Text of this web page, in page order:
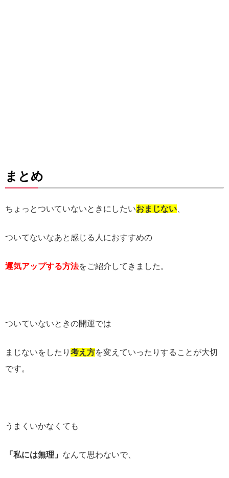
まとめ
ちょっとついていないときにしたいおまじない
ついてないなあと感じる人におすすめの
運気アップする方法をご紹介してきました。
ついていないときの開運では
まじないをしたり 考え方を変えていったりすることが大切
です。
うまくいかなくても
「私には無理」 なんて思わないで、